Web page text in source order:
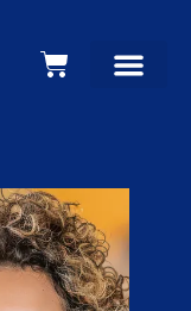
Carrello